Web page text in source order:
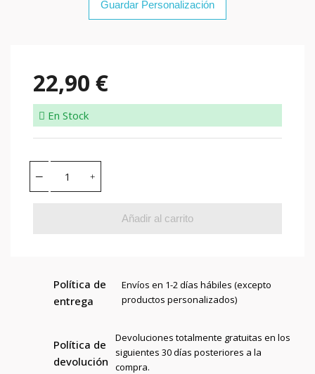
Guardar Personalización
22,90 €
En Stock
Añadir al carrito
Política de
entrega
Envíos en 1-2 días hábiles (excepto
productos personalizados)
Política de
devolución
Devoluciones totalmente gratuitas en los
siguientes 30 días posteriores a la
compra.